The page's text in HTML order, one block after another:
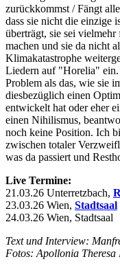
zurückkommst / Fängt
dass sie nicht die einzige
überträgt, sie sei vielmehr
machen und sie da nicht
Klimakatastrophe
Liedern auf "Horelia"
Problem als das, wie sie
diesbezüglich einen
entwickelt hat oder eher
einen Nihilismus,
noch keine Position. Ich
zwischen totaler
was da passiert und
Live Termine:
21.03.26 Unterretzbach,
23.03.26 Wien, Stadtsaal
24.03.26 Wien, Stadtsaal
Text und Interview:
Fotos: Apollonia Theresa